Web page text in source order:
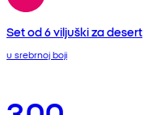
Set od 6 viljuški za desert
u srebrnoj boji